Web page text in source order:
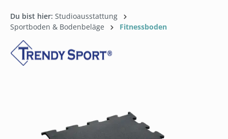
Du bist hier: Studioausstattung
Sportboden & Bodenbeläge
Fitnessboden